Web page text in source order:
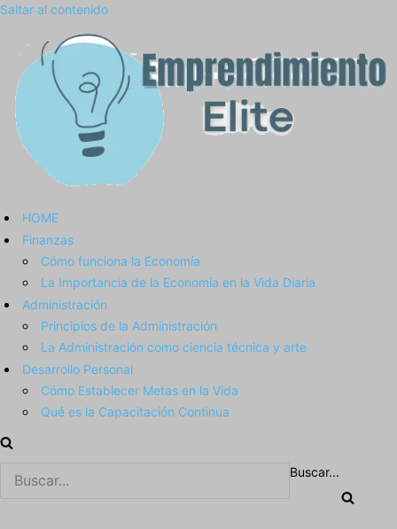
Saltar al contenido
HOME
Finanzas
Cómo funciona la Economía
La Importancia de la Economía en la Vida Diaria
Administración
Principios de la Administración
La Administración como ciencia técnica y arte
Desarrollo Personal
Cómo Establecer Metas en la Vida
Qué es la Capacitación Continua
Buscar...